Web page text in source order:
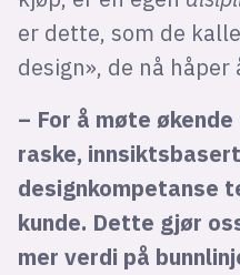
er dette, som de
design», de nå håper
– For å møte
raske,
designkompetanse
kunde. Dette gjør
mer verdi på